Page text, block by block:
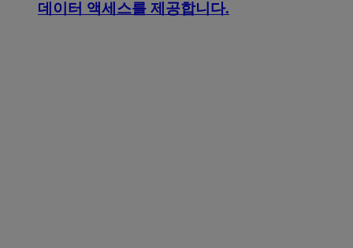
데이터 액세스를 제공합니다.